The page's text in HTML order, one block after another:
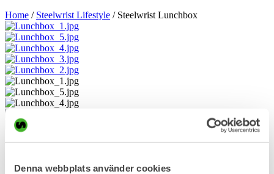
Denna webbplats använder cookies
Home / Steelwrist Lifestyle / Steelwrist Lunchbox